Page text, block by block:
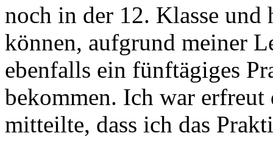
noch in der 12. Klasse und
können, aufgrund meiner
ebenfalls ein fünftägiges
bekommen. Ich war
mitteilte, dass ich das